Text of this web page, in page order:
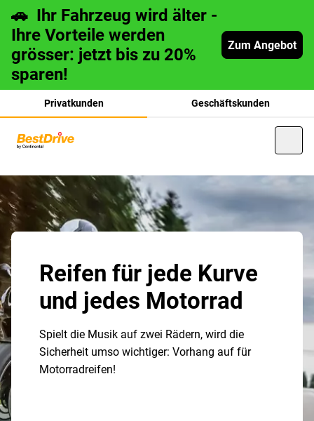
🚗 Ihr Fahrzeug wird älter -
Ihre Vorteile werden
grösser: jetzt bis zu 20%
sparen!
Zum Angebot
Privatkunden Geschäftskunden
français
Reifen für jede Kurve
und jedes Motorrad
Spielt die Musik auf zwei Rädern, wird die
Sicherheit umso wichtiger: Vorhang auf für
Motorradreifen!